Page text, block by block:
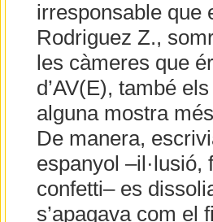
irresponsable que
Rodriguez Z.,
les càmeres que
d’AV(E), també
alguna mostra
De manera,
espanyol
confetti– es
s’apagava com el